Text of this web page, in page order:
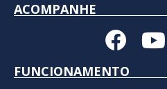
ACOMPANHE
FUNCIONAMENTO